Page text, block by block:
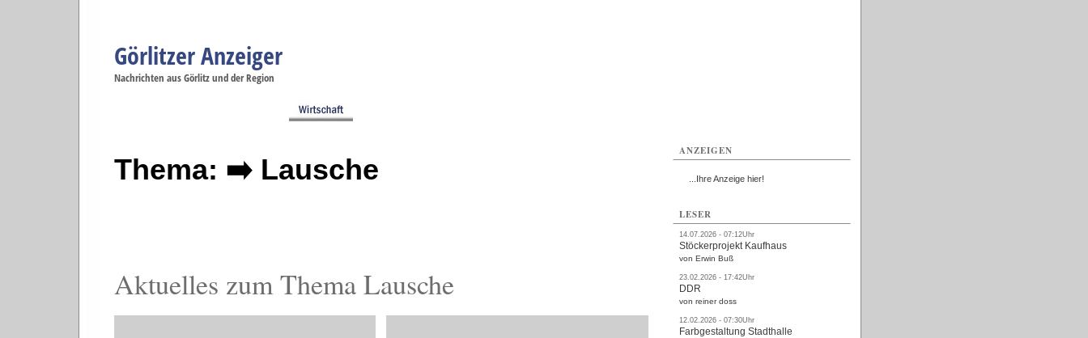
Görlitzer Anzeiger
Nachrichten aus Görlitz und der Region
Thema: ➡️ Lausche
Aktuelles zum Thema Lausche
ANZEIGEN
...Ihre Anzeige hier!
LESER
14.07.2026 - 07:12Uhr
Stöckerprojekt Kaufhaus
von Erwin Buß
23.02.2026 - 17:42Uhr
DDR
von reiner doss
12.02.2026 - 07:30Uhr
Farbgestaltung Stadthalle